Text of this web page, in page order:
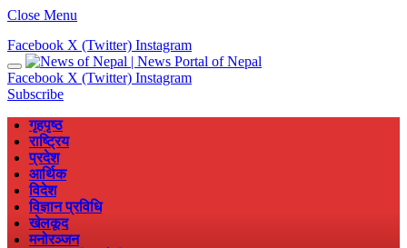
Close Menu
Facebook X (Twitter) Instagram
Facebook X (Twitter) Instagram
Subscribe
गृहपृष्ठ
राष्ट्रिय
प्रदेश
आर्थिक
विदेश
विज्ञान प्रविधि
खेलकूद
मनोरञ्जन